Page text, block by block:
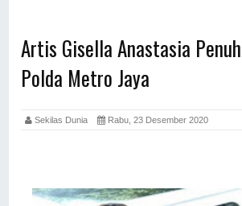
Artis Gisella Anastasia
Polda Metro Jaya
Sekilas Dunia Rabu, 23 Desember 2020